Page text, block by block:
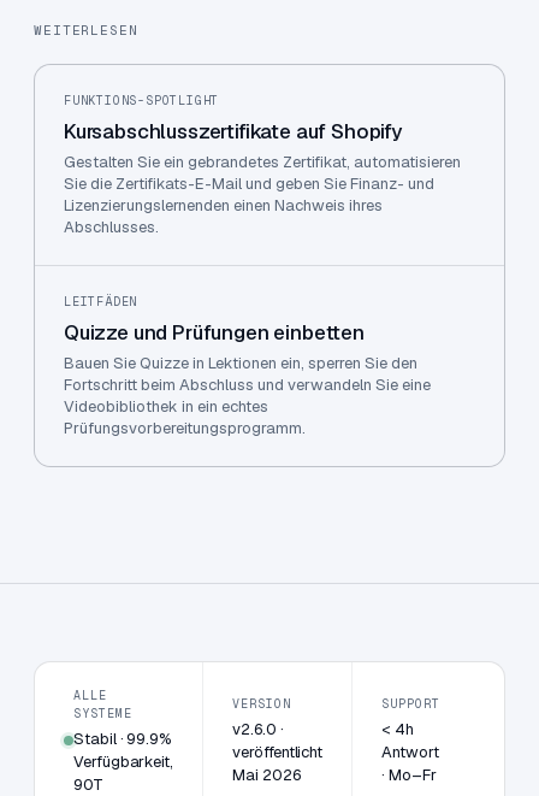
WEITERLESEN
FUNKTIONS-SPOTLIGHT
Kursabschlusszertifikate auf Shopify
Gestalten Sie ein gebrandetes Zertifikat, automatisieren
Sie die Zertifikats-E-Mail und geben Sie Finanz- und
Lizenzierungslernenden einen Nachweis ihres
Abschlusses.
LEITFÄDEN
Quizze und Prüfungen einbetten
Bauen Sie Quizze in Lektionen ein, sperren Sie den
Fortschritt beim Abschluss und verwandeln Sie eine
Videobibliothek in ein echtes
Prüfungsvorbereitungsprogramm.
ALLE
SYSTEME
Stabil · 99.9%
Verfügbarkeit,
90T
VERSION
v2.6.0 ·
veröffentlicht
Mai 2026
SUPPORT
< 4h
Antwort
· Mo–Fr